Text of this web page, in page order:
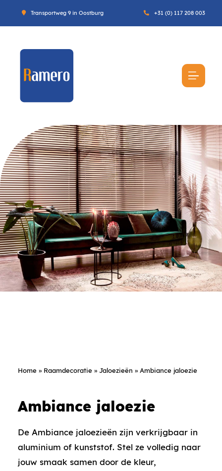
Transportweg 9 in Oostburg +31 (0) 117 208 003
Home » Raamdecoratie » Jaloezieën » Ambiance jaloezie
Ambiance jaloezie
De Ambiance jaloezieën zijn verkrijgbaar in
aluminium of kunststof. Stel ze volledig naar
jouw smaak samen door de kleur,